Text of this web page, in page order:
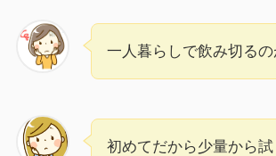
一人暮らしで飲み切る
初めてだから少量から試